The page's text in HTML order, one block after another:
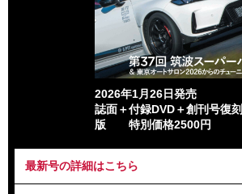
2026年1月26日発売
誌面＋付録DVD＋創刊号復刻
版 特別価格2500円
最新号の詳細はこちら